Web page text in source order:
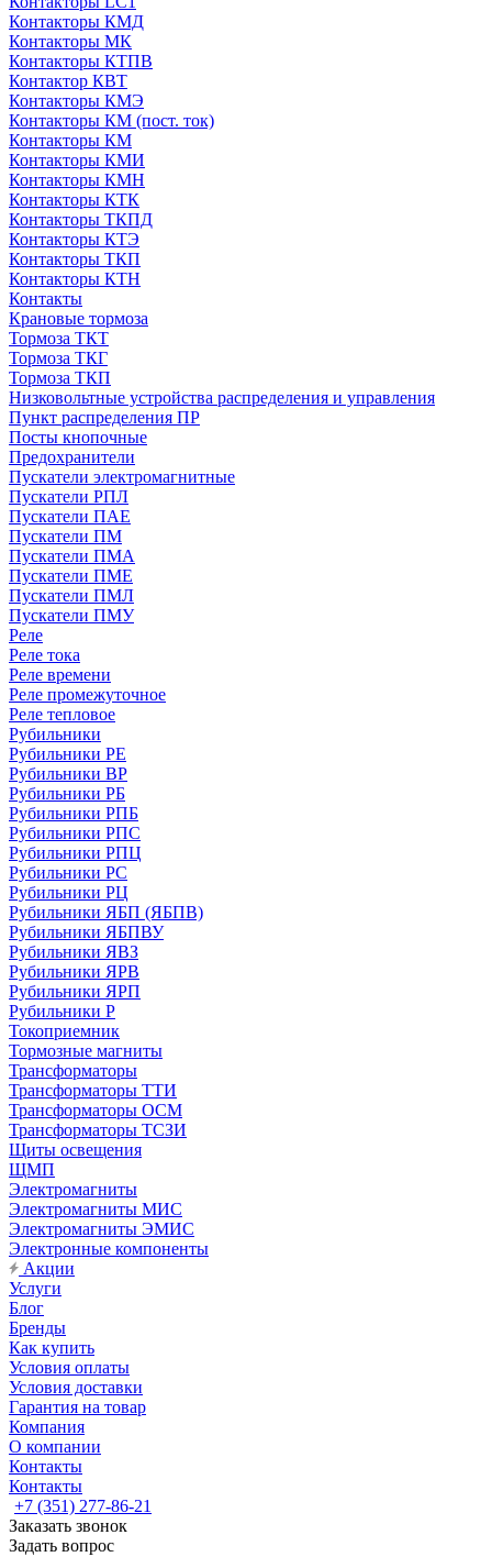
Контакторы КМД
Контакторы МК
Контакторы КТПВ
Контактор КВТ
Контакторы КМЭ
Контакторы КМ (пост. ток)
Контакторы КМ
Контакторы КМИ
Контакторы КМН
Контакторы КТК
Контакторы ТКПД
Контакторы КТЭ
Контакторы ТКП
Контакторы КТН
Контакты
Крановые тормоза
Тормоза ТКТ
Тормоза ТКГ
Тормоза ТКП
Низковольтные устройства распределения и управления
Пункт распределения ПР
Посты кнопочные
Предохранители
Пускатели электромагнитные
Пускатели РПЛ
Пускатели ПАЕ
Пускатели ПМ
Пускатели ПМА
Пускатели ПМЕ
Пускатели ПМЛ
Пускатели ПМУ
Реле
Реле тока
Реле времени
Реле промежуточное
Реле тепловое
Рубильники
Рубильники РЕ
Рубильники ВР
Рубильники РБ
Рубильники РПБ
Рубильники РПС
Рубильники РПЦ
Рубильники РС
Рубильники РЦ
Рубильники ЯБП (ЯБПВ)
Рубильники ЯБПВУ
Рубильники ЯВЗ
Рубильники ЯРВ
Рубильники ЯРП
Рубильники Р
Токоприемник
Тормозные магниты
Трансформаторы
Трансформаторы ТТИ
Трансформаторы ОСМ
Трансформаторы ТСЗИ
Щиты освещения
ЩМП
Электромагниты
Электромагниты МИС
Электромагниты ЭМИС
Электронные компоненты
Акции
Услуги
Блог
Бренды
Как купить
Условия оплаты
Условия доставки
Гарантия на товар
Компания
О компании
Контакты
Контакты
+7 (351) 277-86-21
Заказать звонок
Задать вопрос